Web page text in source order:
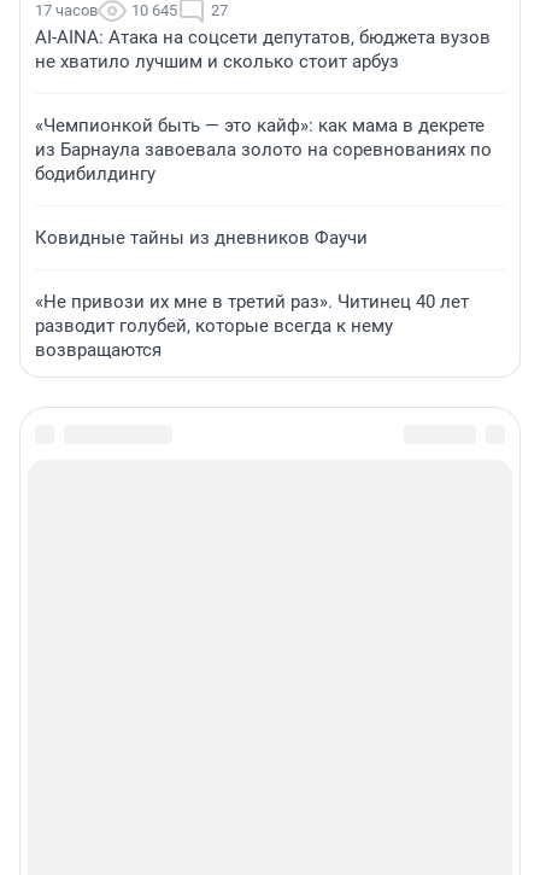
17 часов 10 645 27
AI-AINA: Атака на соцсети депутатов, бюджета вузов
не хватило лучшим и сколько стоит арбуз
«Чемпионкой быть — это кайф»: как мама в декрете
из Барнаула завоевала золото на соревнованиях по
бодибилдингу
Ковидные тайны из дневников Фаучи
«Не привози их мне в третий раз». Читинец 40 лет
разводит голубей, которые всегда к нему
возвращаются